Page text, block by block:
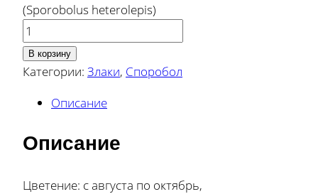
(Sporobolus heterolepis)
В корзину
Категории: Злаки, Споробол
Описание
Описание
Цветение: с августа по октябрь,